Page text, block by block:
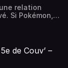
relation
Si Pokémon,
top des ventes
L’article
42 est
podcast de
de Couv’ –